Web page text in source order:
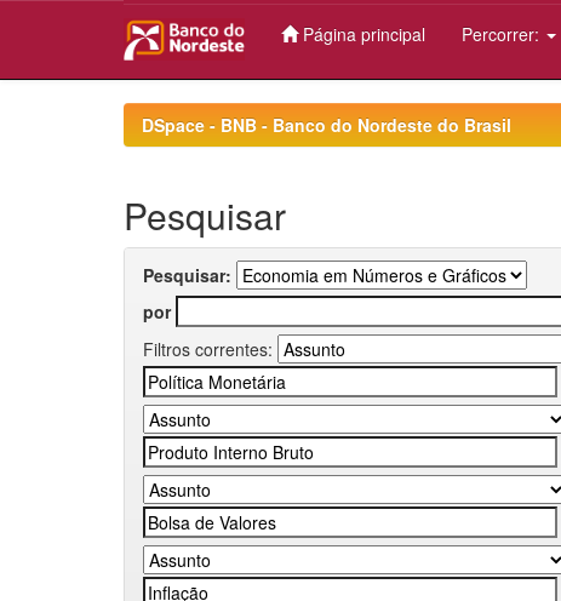
Página principal Percorrer:
DSpace - BNB - Banco do Nordeste do Brasil
Pesquisar
Pesquisar:
por
Filtros correntes: